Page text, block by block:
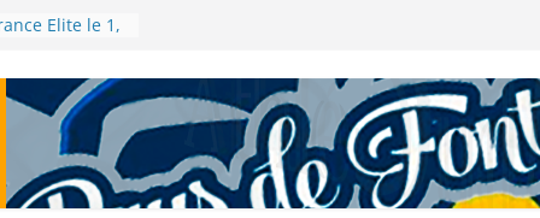
Elite le 1,
– Tour
le 12
à Tokyo